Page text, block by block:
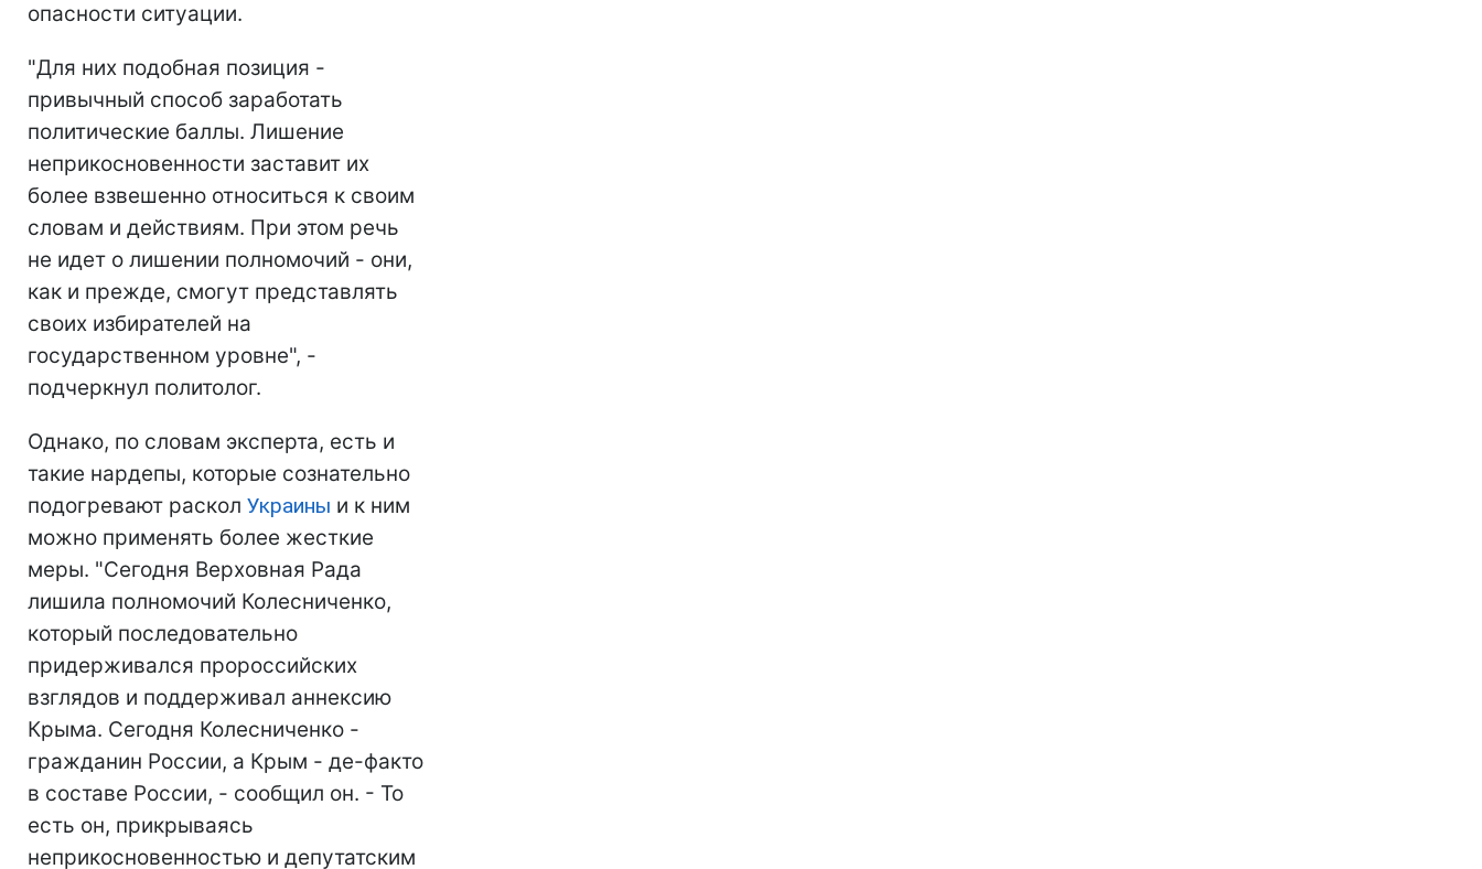
опасности ситуации.
"Для них подобная позиция -
привычный способ заработать
политические баллы. Лишение
неприкосновенности заставит их
более взвешенно относиться к своим
словам и действиям. При этом речь
не идет о лишении полномочий - они,
как и прежде, смогут представлять
своих избирателей на
государственном уровне", -
подчеркнул политолог.
Однако, по словам эксперта, есть и
такие нардепы, которые сознательно
подогревают раскол Украины и к ним
можно применять более жесткие
меры. "Сегодня Верховная Рада
лишила полномочий Колесниченко,
который последовательно
придерживался пророссийских
взглядов и поддерживал аннексию
Крыма. Сегодня Колесниченко -
гражданин России, а Крым - де-факто
в составе России, - сообщил он. - То
есть он, прикрываясь
неприкосновенностью и депутатским